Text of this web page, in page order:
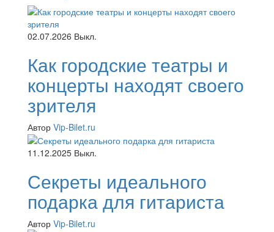
02.07.2026 Выкл.
Как городские театры и
концерты находят своего
зрителя
Автор Vip-Bilet.ru
11.12.2025 Выкл.
Секреты идеального
подарка для гитариста
Автор Vip-Bilet.ru